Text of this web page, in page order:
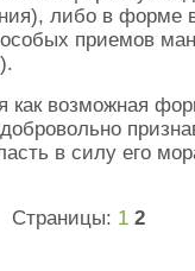
либо в форме
приемов
как возможная
в силу его
Страницы: 1 2